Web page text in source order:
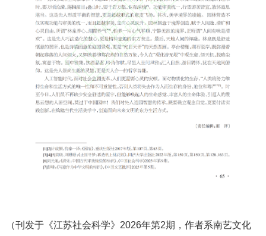
（刊发于《江苏社会科学》2026年第2期，作者系南艺文化